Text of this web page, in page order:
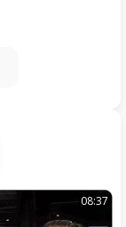
08:37